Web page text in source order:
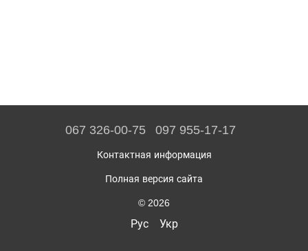
067 326-00-75 097 955-17-17
Контактная информация
Полная версия сайта
© 2026
Рус Укр